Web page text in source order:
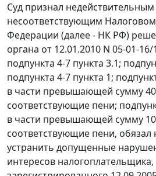
Суд признал недействительным
несоответствующим
Федерации (далее - НК РФ)
органа от 12.01.2010 N 05-01-16/
подпункта 4-7 пункта 3.1;
подпункта 4-7 пункта 1;
в части превышающей сумму
соответствующие пени;
в части превышающей сумму
соответствующие пени, обязал
устранить допущенные
интересов налогоплательщика,